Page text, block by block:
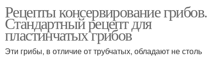
Рецепты консервирование грибов.
Стандартный рецепт для
пластинчатых грибов
Эти грибы, в отличие от трубчатых, обладают не столь